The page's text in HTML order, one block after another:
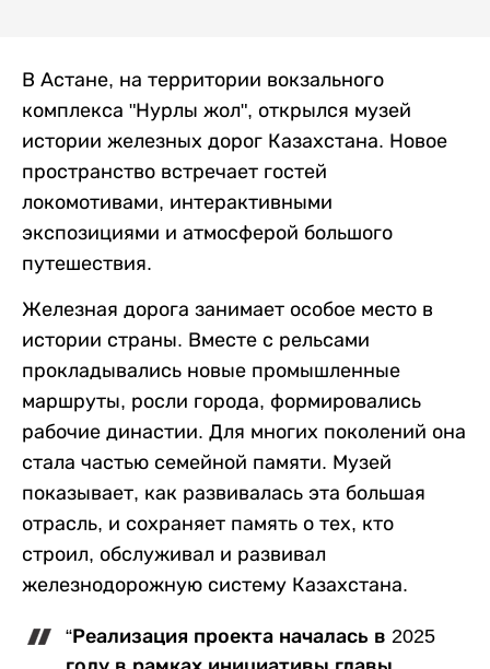
В Астане, на территории вокзального
комплекса "Нурлы жол", открылся музей
истории железных дорог Казахстана. Новое
пространство встречает гостей
локомотивами, интерактивными
экспозициями и атмосферой большого
путешествия.
Железная дорога занимает особое место в
истории страны. Вместе с рельсами
прокладывались новые промышленные
маршруты, росли города, формировались
рабочие династии. Для многих поколений она
стала частью семейной памяти. Музей
показывает, как развивалась эта большая
отрасль, и сохраняет память о тех, кто
строил, обслуживал и развивал
железнодорожную систему Казахстана.
“Реализация проекта началась в 2025